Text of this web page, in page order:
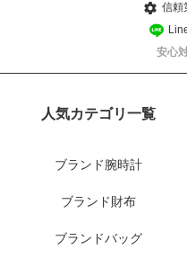
信頼
安心
人気カテゴリ一覧
ブランド腕時計
ブランド財布
ブランドバッグ